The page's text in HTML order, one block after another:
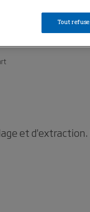
Bibliothèque
et
Tout